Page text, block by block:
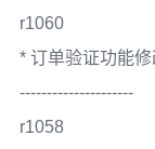
r1060
* 订单验证功能修
---------------------
r1058